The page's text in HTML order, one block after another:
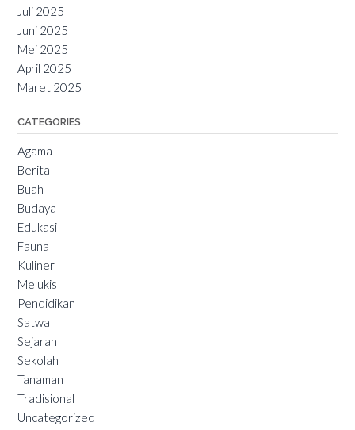
Juli 2025
Juni 2025
Mei 2025
April 2025
Maret 2025
CATEGORIES
Agama
Berita
Buah
Budaya
Edukasi
Fauna
Kuliner
Melukis
Pendidikan
Satwa
Sejarah
Sekolah
Tanaman
Tradisional
Uncategorized